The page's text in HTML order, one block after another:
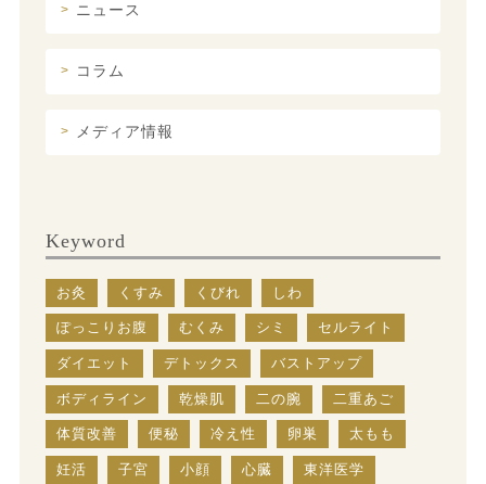
ニュース
コラム
メディア情報
Keyword
お灸 くすみ くびれ しわ
ぽっこりお腹 むくみ シミ セルライト
ダイエット デトックス バストアップ
ボディライン 乾燥肌 二の腕 二重あご
体質改善 便秘 冷え性 卵巣 太もも
妊活 子宮 小顔 心臓 東洋医学